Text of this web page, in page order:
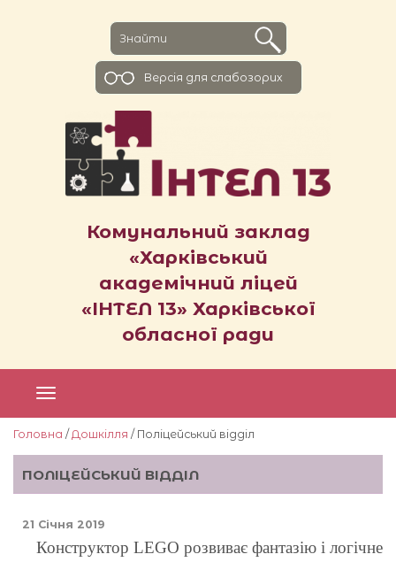
Комунальний заклад
«Харківський
академічний ліцей
«ІНТЕЛ 13» Харківської
обласної ради
Версiя для слабозорих
Головна / Дошкілля / Поліцейський відділ
ПОЛІЦЕЙСЬКИЙ ВІДДІЛ
21 Січня 2019
Конструктор LEGO розвиває фантазію і логічне